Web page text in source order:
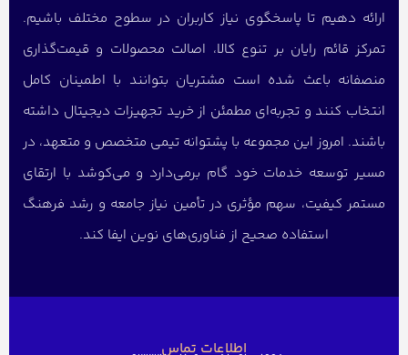
ارائه دهیم تا پاسخگوی نیاز کاربران در سطوح مختلف باشیم.
تمرکز قائم رایان بر تنوع کالا، اصالت محصولات و قیمت‌گذاری
منصفانه باعث شده است مشتریان بتوانند با اطمینان کامل
انتخاب کنند و تجربه‌ای مطمئن از خرید تجهیزات دیجیتال داشته
باشند. امروز این مجموعه با پشتوانه تیمی متخصص و متعهد، در
مسیر توسعه خدمات خود گام برمی‌دارد و می‌کوشد با ارتقای
مستمر کیفیت، سهم مؤثری در تأمین نیاز جامعه و رشد فرهنگ
استفاده صحیح از فناوری‌های نوین ایفا کند.
اطلاعات تماس